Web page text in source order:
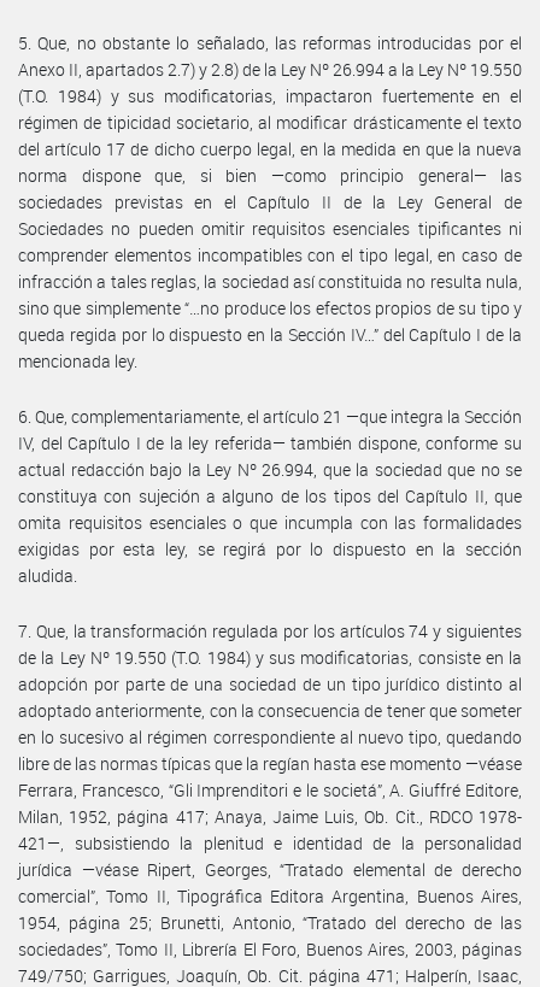
5. Que, no obstante lo señalado, las reformas introducidas por el
Anexo II, apartados 2.7) y 2.8) de la Ley Nº 26.994 a la Ley Nº 19.550
(T.O. 1984) y sus modificatorias, impactaron fuertemente en el
régimen de tipicidad societario, al modificar drásticamente el texto
del artículo 17 de dicho cuerpo legal, en la medida en que la nueva
norma dispone que, si bien —como principio general— las
sociedades previstas en el Capítulo II de la Ley General de
Sociedades no pueden omitir requisitos esenciales tipificantes ni
comprender elementos incompatibles con el tipo legal, en caso de
infracción a tales reglas, la sociedad así constituida no resulta nula,
sino que simplemente “…no produce los efectos propios de su tipo y
queda regida por lo dispuesto en la Sección IV…” del Capítulo I de la
mencionada ley.
6. Que, complementariamente, el artículo 21 —que integra la Sección
IV, del Capítulo I de la ley referida— también dispone, conforme su
actual redacción bajo la Ley Nº 26.994, que la sociedad que no se
constituya con sujeción a alguno de los tipos del Capítulo II, que
omita requisitos esenciales o que incumpla con las formalidades
exigidas por esta ley, se regirá por lo dispuesto en la sección
aludida.
7. Que, la transformación regulada por los artículos 74 y siguientes
de la Ley Nº 19.550 (T.O. 1984) y sus modificatorias, consiste en la
adopción por parte de una sociedad de un tipo jurídico distinto al
adoptado anteriormente, con la consecuencia de tener que someter
en lo sucesivo al régimen correspondiente al nuevo tipo, quedando
libre de las normas típicas que la regían hasta ese momento —véase
Ferrara, Francesco, “Gli Imprenditori e le societá”, A. Giuffré Editore,
Milan, 1952, página 417; Anaya, Jaime Luis, Ob. Cit., RDCO 1978-
421—, subsistiendo la plenitud e identidad de la personalidad
jurídica —véase Ripert, Georges, “Tratado elemental de derecho
comercial”, Tomo II, Tipográfica Editora Argentina, Buenos Aires,
1954, página 25; Brunetti, Antonio, “Tratado del derecho de las
sociedades”, Tomo II, Librería El Foro, Buenos Aires, 2003, páginas
749/750; Garrigues, Joaquín, Ob. Cit. página 471; Halperín, Isaac,